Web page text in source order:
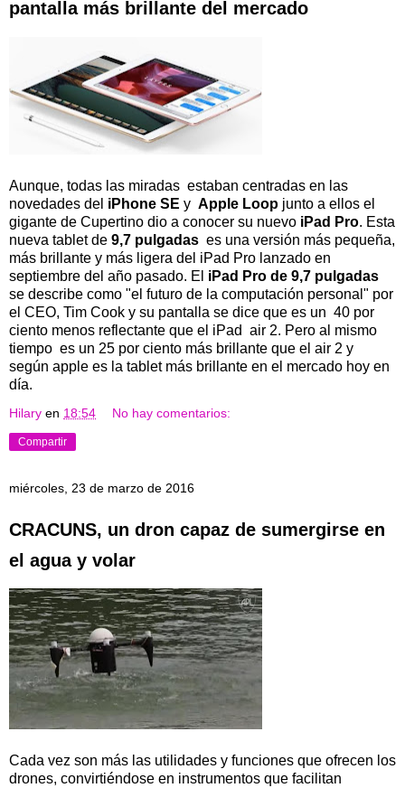
pantalla más brillante del mercado
Aunque, todas las miradas estaban centradas en las
novedades del iPhone SE y Apple Loop junto a ellos el
gigante de Cupertino dio a conocer su nuevo iPad Pro. Esta
nueva tablet de 9,7 pulgadas es una versión más pequeña,
más brillante y más ligera del iPad Pro lanzado en
septiembre del año pasado. El iPad Pro de 9,7 pulgadas
se describe como "el futuro de la computación personal" por
el CEO, Tim Cook y su pantalla se dice que es un 40 por
ciento menos reflectante que el iPad air 2. Pero al mismo
tiempo es un 25 por ciento más brillante que el air 2 y
según apple es la tablet más brillante en el mercado hoy en
día.
Hilary en 18:54 No hay comentarios:
Compartir
miércoles, 23 de marzo de 2016
CRACUNS, un dron capaz de sumergirse en
el agua y volar
Cada vez son más las utilidades y funciones que ofrecen los
drones, convirtiéndose en instrumentos que facilitan